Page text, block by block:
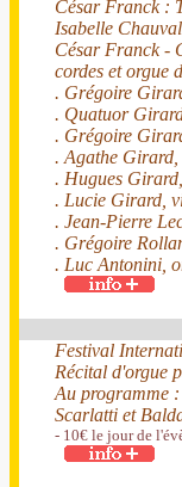
César Franck :
Isabelle
César Franck -
cordes et orgue
. Grégoire
. Quatuor
. Grégoire
. Agathe
. Hugues
. Lucie Girard,
. Jean-Pierre
. Grégoire
. Luc Antonini,
Festival
Récital d'orgue
Au programme
Scarlatti et
- 10€ le jour de